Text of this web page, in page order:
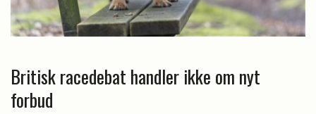
Britisk racedebat handler ikke om nyt
forbud